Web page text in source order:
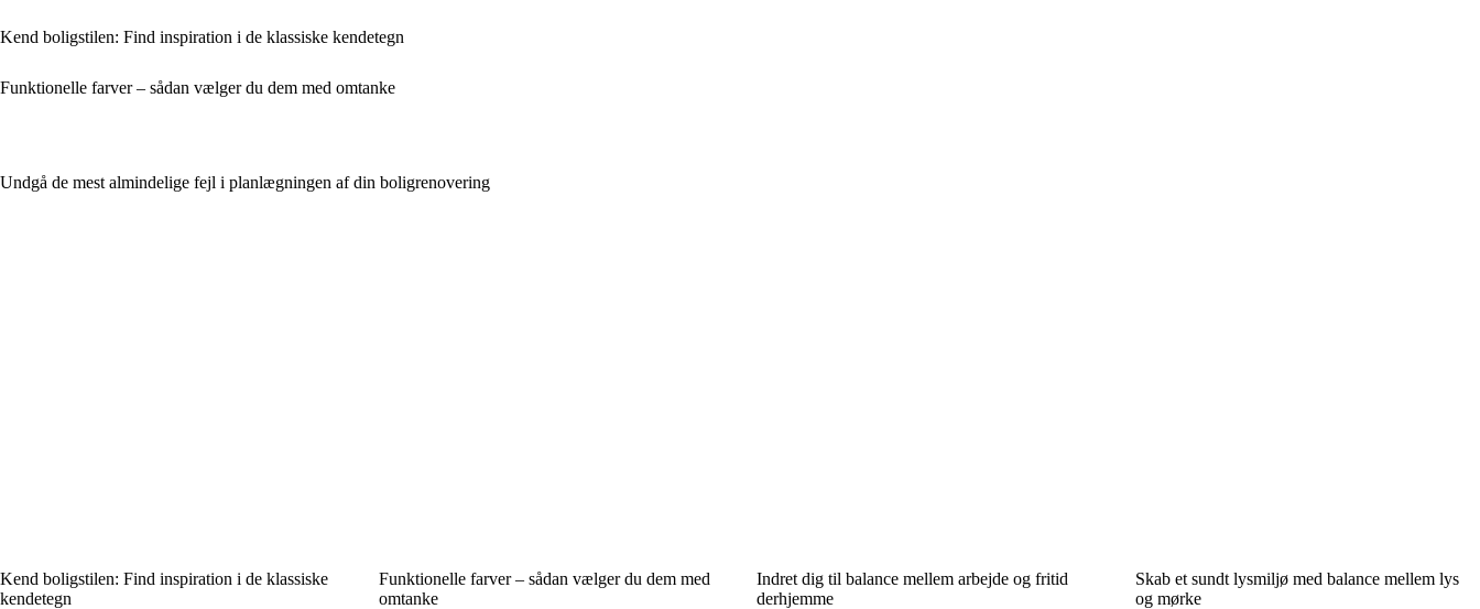
Kend boligstilen: Find inspiration i de klassiske kendetegn
Funktionelle farver – sådan vælger du dem med omtanke
Undgå de mest almindelige fejl i planlægningen af din boligrenovering
Kend boligstilen: Find inspiration i de klassiske
kendetegn
Funktionelle farver – sådan vælger du dem med
omtanke
Indret dig til balance mellem arbejde og fritid
derhjemme
Skab et sundt lysmiljø med balance mellem lys
og mørke